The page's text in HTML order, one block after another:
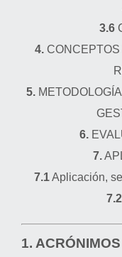
3.6
4.
5.
6.
7.
7.1Aplicación,
7.2
1.